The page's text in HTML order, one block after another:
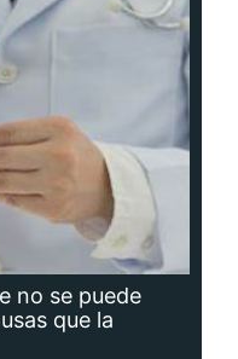
no se puede
que la